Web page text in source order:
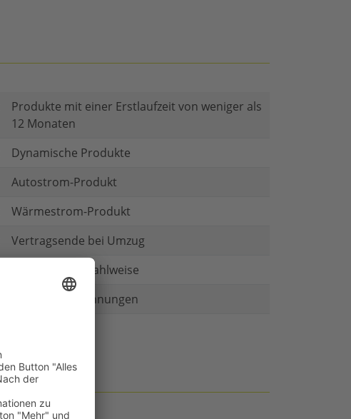
Produkte mit einer Erstlaufzeit von weniger als
12 Monaten
Dynamische Produkte
Autostrom-Produkt
Wärmestrom-Produkt
Vertragsende bei Umzug
Mehr als eine Zahlweise
Gedruckte Rechnungen